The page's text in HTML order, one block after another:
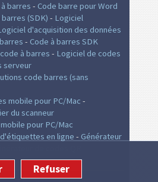
Refuser
barres - Code barre pour Word
(SDK) - Logiciel
d'acquisition des données
- Code à barres SDK
à barres - Logiciel de codes
serveur
code barres (sans
mobile pour PC/Mac -
du scanneur
pour PC/Mac
en ligne - Générateur